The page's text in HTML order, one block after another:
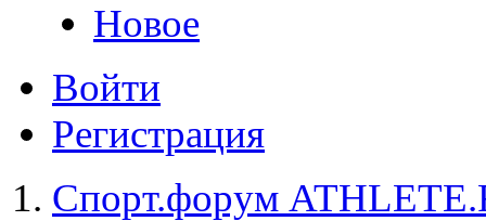
Новое
Войти
Регистрация
Спорт.форум